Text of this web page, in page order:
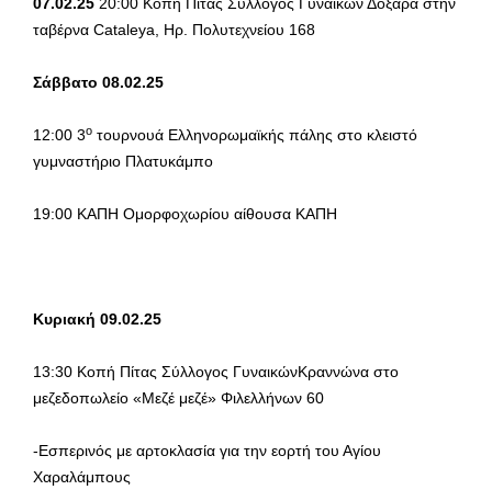
ταβέρνα Cataleya, Ηρ. Πολυτεχνείου 168
Σάββατο 08.02.25
12:00 3ο τουρνουά Ελληνορωμαϊκής πάλης στο κλειστό
γυμναστήριο Πλατυκάμπο
19:00 ΚΑΠΗ Ομορφοχωρίου αίθουσα ΚΑΠΗ
Κυριακή 09.02.25
13:30 Κοπή Πίτας Σύλλογος ΓυναικώνΚραννώνα στο
μεζεδοπωλείο «Μεζέ μεζέ» Φιλελλήνων 60
-Εσπερινός με αρτοκλασία για την εορτή του Αγίου
Χαραλάμπους